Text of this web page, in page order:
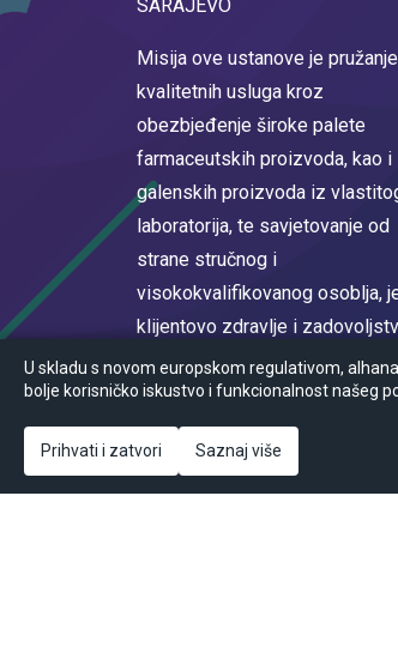
SARAJEVO
Misija ove ustanove je pružanje
kvalitetnih usluga kroz
obezbjeđenje široke palete
farmaceutskih proizvoda, kao i
galenskih proizvoda iz
laboratorija, te savjetovanje od
strane stručnog i
visokokvalifikovanog osoblja,
klijentovo zdravlje i
na prvom mjestu.
Registrovan u sudskom
Općinskog suda u Sarajevu MBS
65-05-0017-16
U skladu s novom europskom regulativom,
bolje korisničko iskustvo i funkcionalnost našeg
Prihvati i zatvori Saznaj više